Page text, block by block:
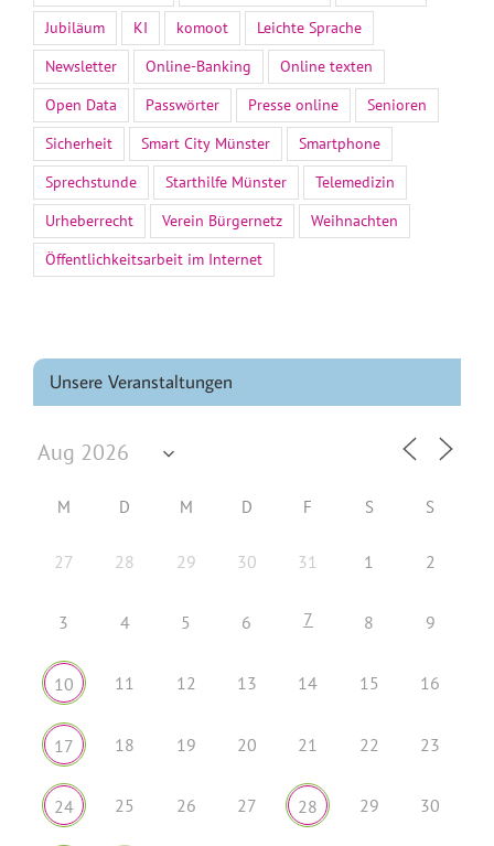
Unsere Veranstaltungen
M D M D F S S
27 28 29 30 31 1 2
3 4 5 6 7 8 9
10 11 12 13 14 15 16
17 18 19 20 21 22 23
24 25 26 27 28 29 30
Jubiläum
KI komoot
Leichte Sprache
Newsletter
Online-Banking
Online texten
Open Data
Passwörter Presse online
Senioren
Sicherheit
Smart City Münster
Smartphone
Sprechstunde
Starthilfe Münster
Telemedizin
Urheberrecht
Verein Bürgernetz
Weihnachten
Öffentlichkeitsarbeit im Internet